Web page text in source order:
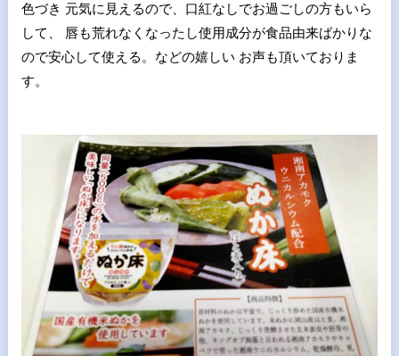
色づき 元気に見えるので、口紅なしでお過ごしの方もいら
して、 唇も荒れなくなったし使用成分が食品由来ばかりな
ので安心して使える。などの嬉しい お声も頂いておりま
す。